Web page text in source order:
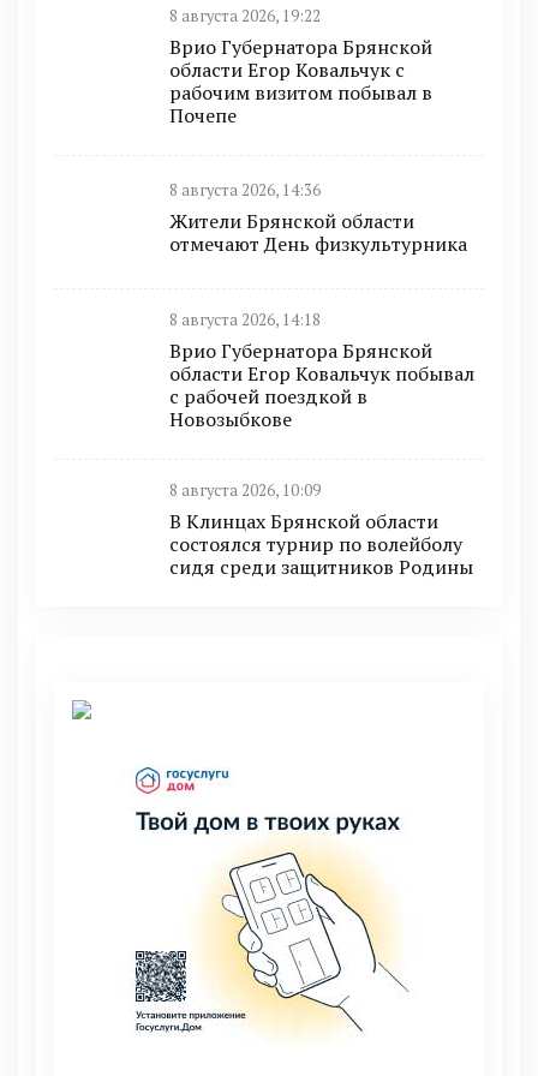
8 августа 2026, 19:22
Врио Губернатора Брянской
области Егор Ковальчук с
рабочим визитом побывал в
Почепе
8 августа 2026, 14:36
Жители Брянской области
отмечают День физкультурника
8 августа 2026, 14:18
Врио Губернатора Брянской
области Егор Ковальчук побывал
с рабочей поездкой в
Новозыбкове
8 августа 2026, 10:09
В Клинцах Брянской области
состоялся турнир по волейболу
сидя среди защитников Родины